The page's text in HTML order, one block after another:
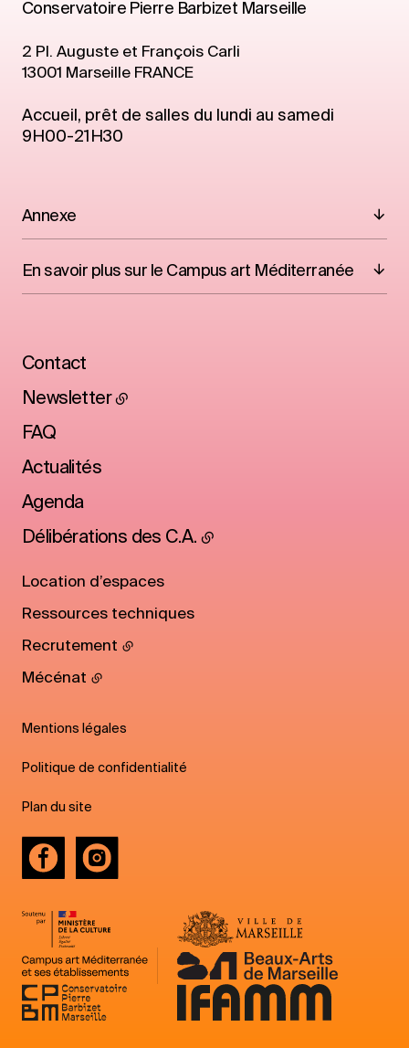
Conservatoire Pierre Barbizet Marseille
2 Pl. Auguste et François Carli
13001 Marseille FRANCE
Accueil, prêt de salles du lundi au samedi
9H00-21H30
Annexe
En savoir plus sur le Campus art Méditerranée
Contact
Newsletter
FAQ
Actualités
Agenda
Délibérations des C.A.
Location d’espaces
Ressources techniques
Recrutement
Mécénat
Mentions légales
Politique de confidentialité
Plan du site